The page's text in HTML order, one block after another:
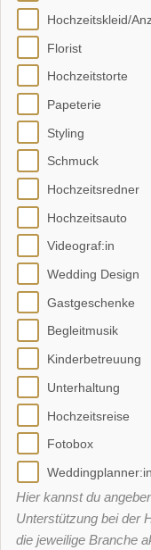
Hochzeitskleid/
Florist
Hochzeitstorte
Papeterie
Styling
Schmuck
Hochzeitsredner
Hochzeitsauto
Videograf:in
Wedding Design
Gastgeschenke
Begleitmusik
Kinderbetreuung
Unterhaltung
Hochzeitsreise
Fotobox
Weddingplanner:in
Hier kannst du
Unterstützung bei der
die jeweilige Branche